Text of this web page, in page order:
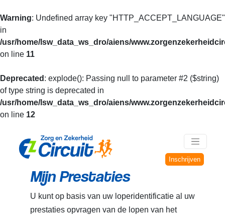
Warning: Undefined array key "HTTP_ACCEPT_LANGUAGE"
in
/usr/home/lsw_data_ws_dro/aiens/
on line 11
Deprecated : explode(): Passing null to parameter #2 ($string)
of type string is deprecated in
/usr/home/lsw_data_ws_dro/aiens/
on line 12
Inschrijven
Mijn Prestaties
U kunt op basis van uw loperidentificatie al uw
prestaties opvragen van de lopen van het